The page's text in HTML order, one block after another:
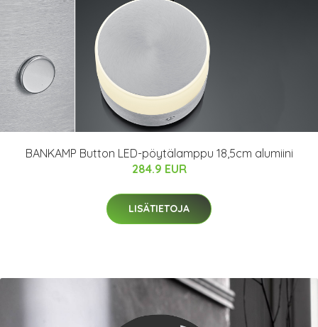
BANKAMP Button LED-pöytälamppu 18,5cm alumiini
284.9 EUR
LISÄTIETOJA